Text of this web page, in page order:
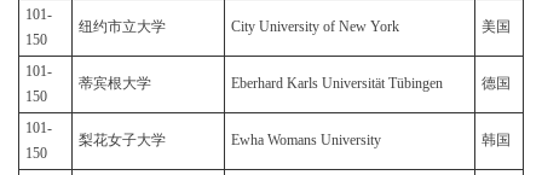
101-
150
纽约市立大学 City University of New York 美国
101-
150
蒂宾根大学 Eberhard Karls Universität Tübingen 德国
101-
150
梨花女子大学 Ewha Womans University 韩国